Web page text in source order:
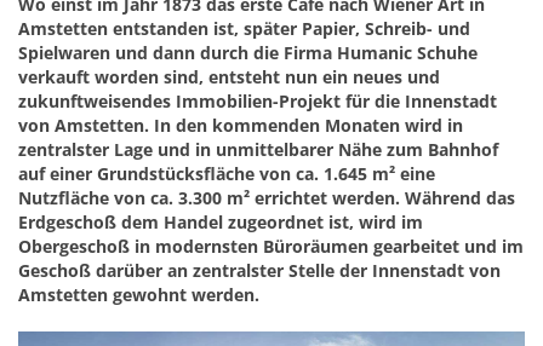
Amstetten entstanden ist, später Papier, Schreib- und
Spielwaren und dann durch die Firma Humanic Schuhe
verkauft worden sind, entsteht nun ein neues und
zukunftweisendes Immobilien-Projekt für die Innenstadt
von Amstetten. In den kommenden Monaten wird in
zentralster Lage und in unmittelbarer Nähe zum Bahnhof
auf einer Grundstücksfläche von ca. 1.645 m² eine
Nutzfläche von ca. 3.300 m² errichtet werden. Während das
Erdgeschoß dem Handel zugeordnet ist, wird im
Obergeschoß in modernsten Büroräumen gearbeitet und im
Geschoß darüber an zentralster Stelle der Innenstadt von
Amstetten gewohnt werden.